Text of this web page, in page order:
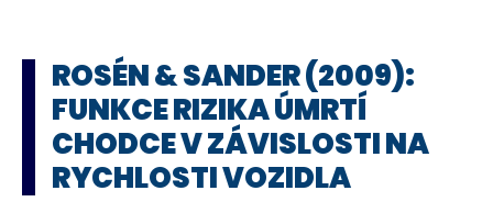
ROSÉN & SANDER (2009):
FUNKCE RIZIKA ÚMRTÍ
CHODCE V ZÁVISLOSTI NA
RYCHLOSTI VOZIDLA